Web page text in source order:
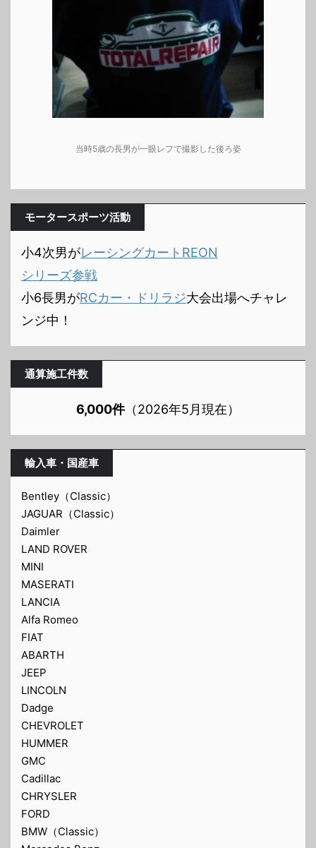
当時5歳の長男が一眼レフで撮影した後ろ姿
モータースポーツ活動
小4次男がレーシングカートREON
シリーズ参戦
小6長男がRCカー・ドリラジ大会出場へチャレ
ンジ中！
通算施工件数
6,000件（2026年5月現在）
輸入車・国産車
Bentley（Classic）
JAGUAR（Classic）
Daimler
LAND ROVER
MINI
MASERATI
LANCIA
Alfa Romeo
FIAT
ABARTH
JEEP
LINCOLN
Dadge
CHEVROLET
HUMMER
GMC
Cadillac
CHRYSLER
FORD
BMW（Classic）